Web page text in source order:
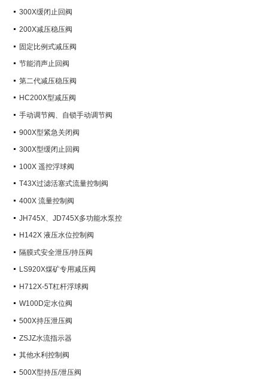
300X缓闭止回阀
200X减压稳压阀
固定比例式减压阀
节能消声止回阀
第二代减压稳压阀
HC200X型减压阀
手动调节阀、自锁手动调节阀
900X型紧急关闭阀
300X型缓闭止回阀
100X 遥控浮球阀
T43X过滤活塞式流量控制阀
400X 流量控制阀
JH745X、JD745X多功能水泵控
制阀H142X 液压水位控制阀
隔膜式安全泄压/持压阀
LS920X煤矿专用减压阀
H712X-5T杠杆浮球阀
W100D定水位阀
500X持压泄压阀
ZSJZ水流指示器
其他水利控制阀
500X型持压/泄压阀